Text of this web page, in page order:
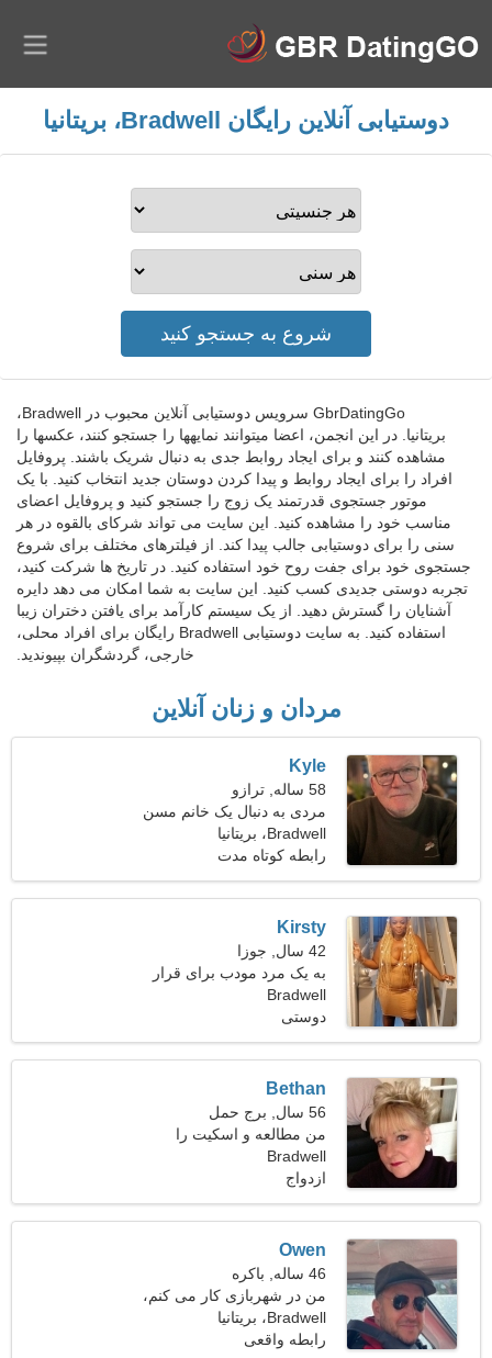
دوستیابی آنلاین رایگان Bradwell، بریتانیا
GbrDatingGo سرویس دوستیابی آنلاین محبوب در Bradwell،
بریتانیا. در این انجمن، اعضا میتوانند نمایهها را جستجو کنند، عکسها را
مشاهده کنند و برای ایجاد روابط جدی به دنبال شریک باشند. پروفایل
افراد را برای ایجاد روابط و پیدا کردن دوستان جدید انتخاب کنید. با یک
موتور جستجوی قدرتمند یک زوج را جستجو کنید و پروفایل اعضای
مناسب خود را مشاهده کنید. این سایت می تواند شرکای بالقوه در هر
سنی را برای دوستیابی جالب پیدا کند. از فیلترهای مختلف برای شروع
جستجوی خود برای جفت روح خود استفاده کنید. در تاریخ ها شرکت کنید،
تجربه دوستی جدیدی کسب کنید. این سایت به شما امکان می دهد دایره
آشنایان را گسترش دهید. از یک سیستم کارآمد برای یافتن دختران زیبا
استفاده کنید. به سایت دوستیابی Bradwell رایگان برای افراد محلی،
خارجی، گردشگران بپیوندید.
مردان و زنان آنلاین
Kyle
58 ساله, ترازو
مردی به دنبال یک خانم مسن
46-53
Bradwell، بریتانیا
رابطه کوتاه مدت
Kirsty
42 سال, جوزا
به یک مرد مودب برای قرار
ملاقات نیاز دارم
Bradwell
دوستی
Bethan
56 سال, برج حمل
من مطالعه و اسکیت را
ترجیح می دهم
Bradwell
ازدواج
Owen
46 ساله, باکره
من در شهربازی کار می کنم،
به یک خانم حساس نیاز دارم
Bradwell، بریتانیا
رابطه واقعی